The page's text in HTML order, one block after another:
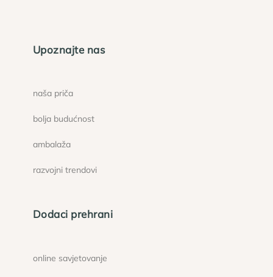
Upoznajte nas
naša priča
bolja budućnost
ambalaža
razvojni trendovi
Dodaci prehrani
online savjetovanje